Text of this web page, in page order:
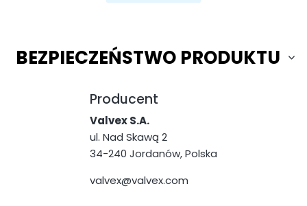
BEZPIECZEŃSTWO PRODUKTU
Producent
Valvex S.A.
ul. Nad Skawą 2
34-240 Jordanów, Polska
valvex@valvex.com